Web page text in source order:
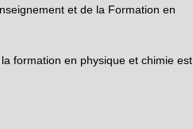
et de la Formation en
formation en physique et chimie est